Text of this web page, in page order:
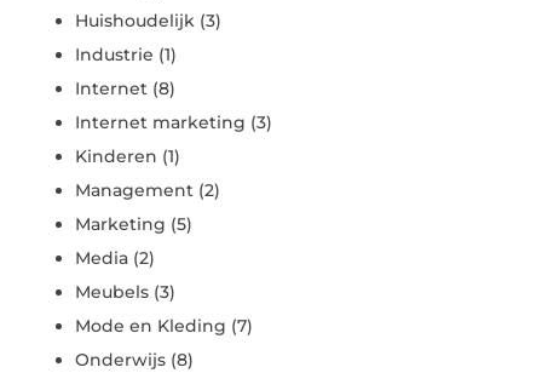
Huishoudelijk (3)
Industrie (1)
Internet (8)
Internet marketing (3)
Kinderen (1)
Management (2)
Marketing (5)
Media (2)
Meubels (3)
Mode en Kleding (7)
Onderwijs (8)